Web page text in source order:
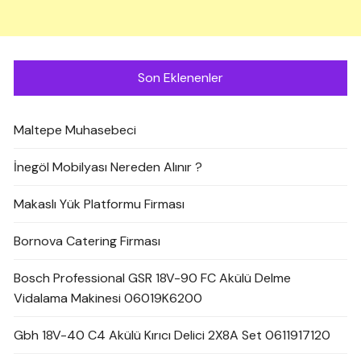
Son Eklenenler
Maltepe Muhasebeci
İnegöl Mobilyası Nereden Alınır ?
Makaslı Yük Platformu Firması
Bornova Catering Firması
Bosch Professional GSR 18V-90 FC Akülü Delme
Vidalama Makinesi 06019K6200
Gbh 18V-40 C4 Akülü Kırıcı Delici 2X8A Set 0611917120